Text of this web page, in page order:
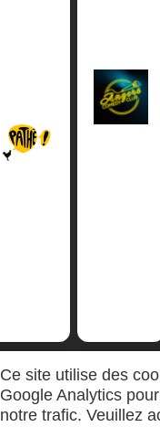
Ce site utilise des
Google Analytics
notre trafic. Veuillez